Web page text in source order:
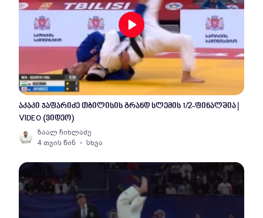
აკაკი ჯაფარიძე თბილისის გრანდ სლემის 1/2-ფინალშია |
VIDEO (ვიდეო)
ზაალ ჩიხლაძე
4 თვის წინ
სხვა